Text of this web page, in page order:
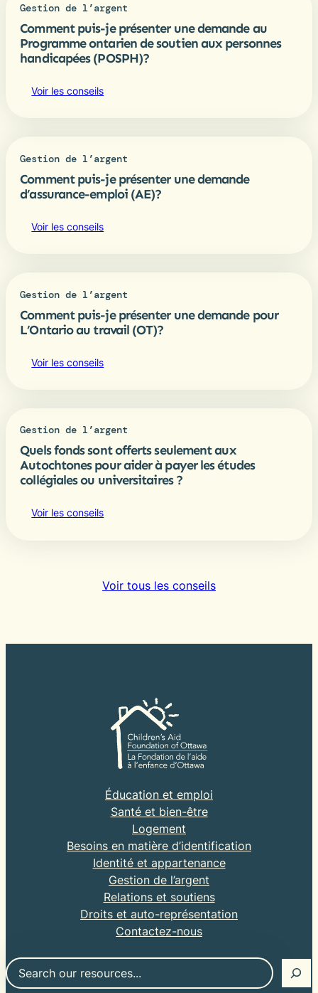
Gestion de l’argent
Comment puis-je présenter une demande au
Programme ontarien de soutien aux personnes
handicapées (POSPH)?
Voir les conseils
Gestion de l’argent
Comment puis-je présenter une demande
d’assurance-emploi (AE)?
Voir les conseils
Gestion de l’argent
Comment puis-je présenter une demande pour
L’Ontario au travail (OT)?
Voir les conseils
Gestion de l’argent
Quels fonds sont offerts seulement aux
Autochtones pour aider à payer les études
collégiales ou universitaires ?
Voir les conseils
Voir tous les conseils
Éducation et emploi
Santé et bien-être
Logement
Besoins en matière d’identification
Identité et appartenance
Gestion de l’argent
Relations et soutiens
Droits et auto-représentation
Contactez-nous
Chercher